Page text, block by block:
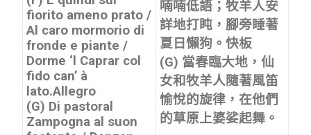
fiorito ameno prato /
Al caro mormorio di
fronde e piante /
Dorme ‘l Caprar col
fido can’ à
lato.Allegro
(G) Di pastoral
Zampogna al suon
喃喃低語；牧羊人安
詳地打盹，腳旁睡著
夏日懶狗。 快板
(G) 當春臨大地，仙
女和牧羊人隨著風笛
愉悅的旋律，在他們
的草原上婆娑起舞。